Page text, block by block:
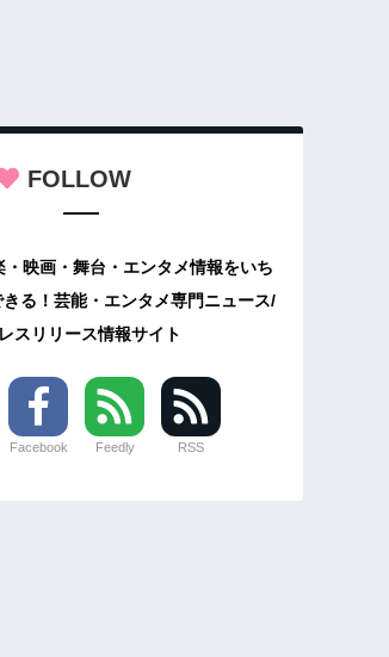
FOLLOW
・映画・舞台・エンタメ情報をいち
る！芸能・エンタメ専門ニュース/
スリリース情報サイト
Facebook Feedly RSS